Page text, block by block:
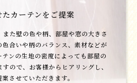
カーテンをご提案
た壁の色や柄、部屋や窓の大きさ
色合いや柄のバランス、素材などが
ンの生地の密度によっても部屋の
ので、お客様からヒアリングし、
させていただきます。